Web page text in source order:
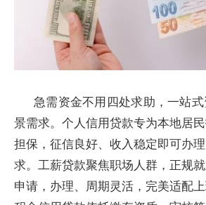
急需资金不用四处求助，一站
景需求。个人信用贷款专为本地居
担保，征信良好、收入稳定即可办
求。工薪贷款聚焦职场人群，正规
申请，办理、周期灵活，完美适配